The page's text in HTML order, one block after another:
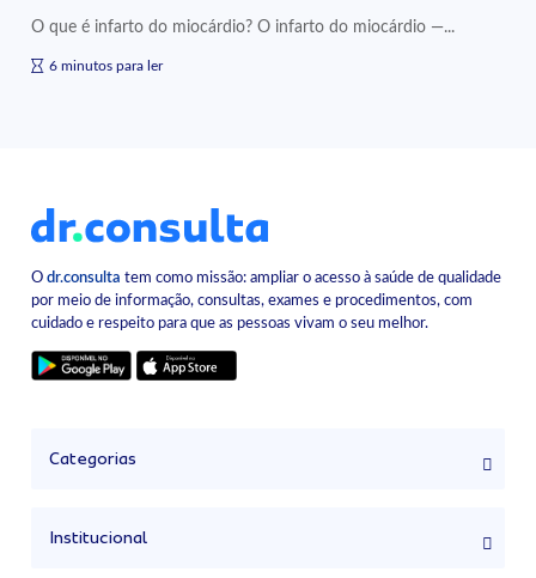
O que é infarto do miocárdio? O infarto do miocárdio —...
6 minutos para ler
Odr.consulta tem como missão: ampliar o acesso à saúde de qualidade
por meio de informação, consultas, exames e procedimentos, com
cuidado e respeito para que as pessoas vivam o seu melhor.
Categorias
Institucional